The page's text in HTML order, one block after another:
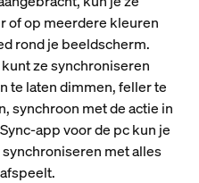
of op meerdere kleuren
rond je beeldscherm.
ze synchroniseren
te laten dimmen, feller te
synchroon met de actie in
app voor de pc kun je
met alles